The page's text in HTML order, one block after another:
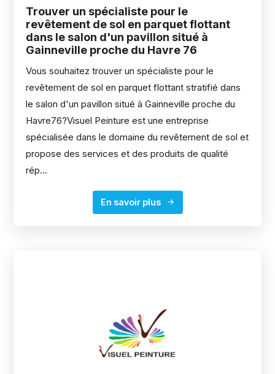
Trouver un spécialiste pour le
revêtement de sol en parquet flottant
dans le salon d'un pavillon situé à
Gainneville proche du Havre 76
Vous souhaitez trouver un spécialiste pour le
revêtement de sol en parquet flottant stratifié dans
le salon d'un pavillon situé à Gainneville proche du
Havre76?Visuel Peinture est une entreprise
spécialisée dans le domaine du revêtement de sol et
propose des services et des produits de qualité
rép...
En savoir plus